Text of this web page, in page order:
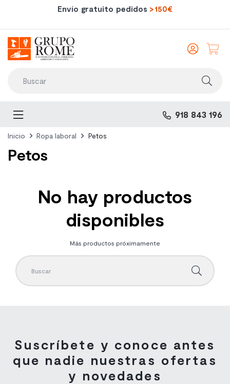
Envío gratuito pedidos >150€
Iniciar
Toggle
navigation
918 843 196
Inicio Ropa laboral Petos
Petos
No hay productos
disponibles
Más productos próximamente
Suscríbete y conoce antes
que nadie nuestras ofertas
y novedades